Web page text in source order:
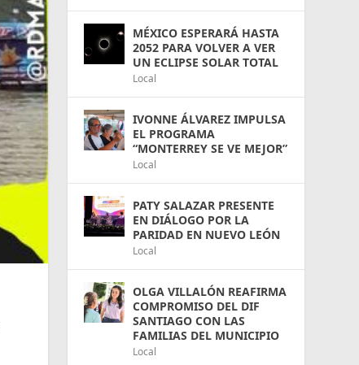
MÉXICO ESPERARÁ HASTA
2052 PARA VOLVER A VER
UN ECLIPSE SOLAR TOTAL
Local
IVONNE ÁLVAREZ IMPULSA
EL PROGRAMA
“MONTERREY SE VE MEJOR”
Local
PATY SALAZAR PRESENTE
EN DIÁLOGO POR LA
PARIDAD EN NUEVO LEÓN
Local
OLGA VILLALÓN REAFIRMA
COMPROMISO DEL DIF
SANTIAGO CON LAS
FAMILIAS DEL MUNICIPIO
Local